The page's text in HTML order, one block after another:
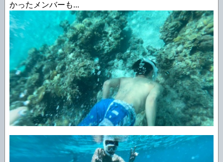
かったメンバーも...